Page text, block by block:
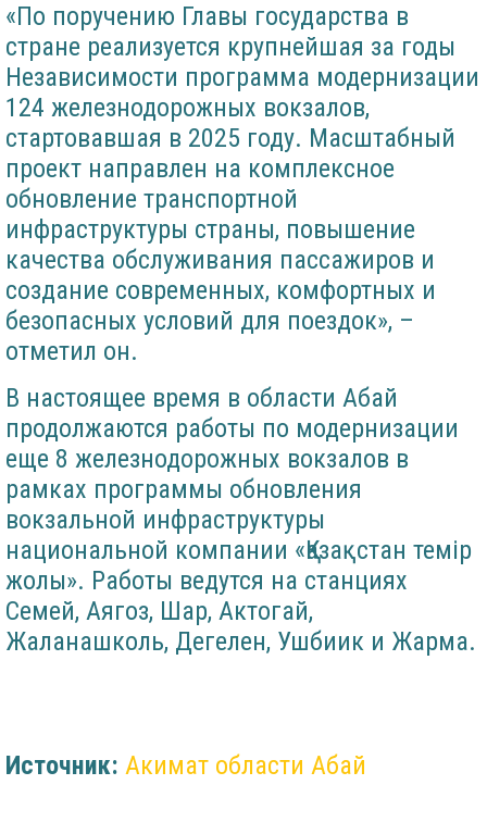
«По поручению Главы государства в
стране реализуется крупнейшая за годы
Независимости программа модернизации
124 железнодорожных вокзалов,
стартовавшая в 2025 году. Масштабный
проект направлен на комплексное
обновление транспортной
инфраструктуры страны, повышение
качества обслуживания пассажиров и
создание современных, комфортных и
безопасных условий для поездок», –
отметил он.
В настоящее время в области Абай
продолжаются работы по модернизации
еще 8 железнодорожных вокзалов в
рамках программы обновления
вокзальной инфраструктуры
национальной компании «Қазақстан темір
жолы». Работы ведутся на станциях
Семей, Аягоз, Шар, Актогай,
Жаланашколь, Дегелен, Ушбиик и Жарма.
Источник: Акимат области Абай